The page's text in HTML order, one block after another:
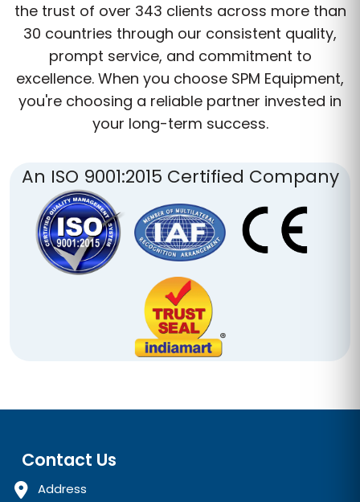
the trust of over 343 clients across more than
30 countries through our consistent quality,
prompt service, and commitment to
excellence. When you choose SPM Equipment,
you're choosing a reliable partner invested in
your long-term success.
An ISO 9001:2015 Certified Company
Contact Us
Address